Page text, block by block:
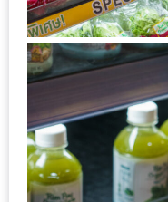
เพื่อน
มา
ม่วน
บน
INSTAGRAM
รวม